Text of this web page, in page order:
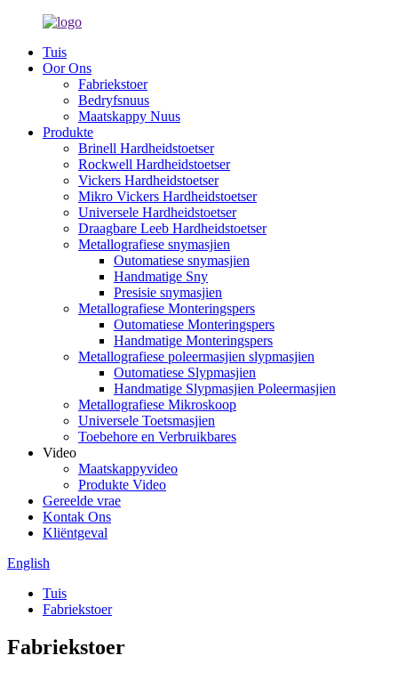
Tuis
Oor Ons
Fabriekstoer
Bedryfsnuus
Maatskappy Nuus
Produkte
Brinell Hardheidstoetser
Rockwell Hardheidstoetser
Vickers Hardheidstoetser
Mikro Vickers Hardheidstoetser
Universele Hardheidstoetser
Draagbare Leeb Hardheidstoetser
Metallografiese snymasjien
Outomatiese snymasjien
Handmatige Sny
Presisie snymasjien
Metallografiese Monteringspers
Outomatiese Monteringspers
Handmatige Monteringspers
Metallografiese poleermasjien slypmasjien
Outomatiese Slypmasjien
Handmatige Slypmasjien Poleermasjien
Metallografiese Mikroskoop
Universele Toetsmasjien
Toebehore en Verbruikbares
Video
Maatskappyvideo
Produkte Video
Gereelde vrae
Kontak Ons
Kliëntgeval
English
Tuis
Fabriekstoer
Fabriekstoer